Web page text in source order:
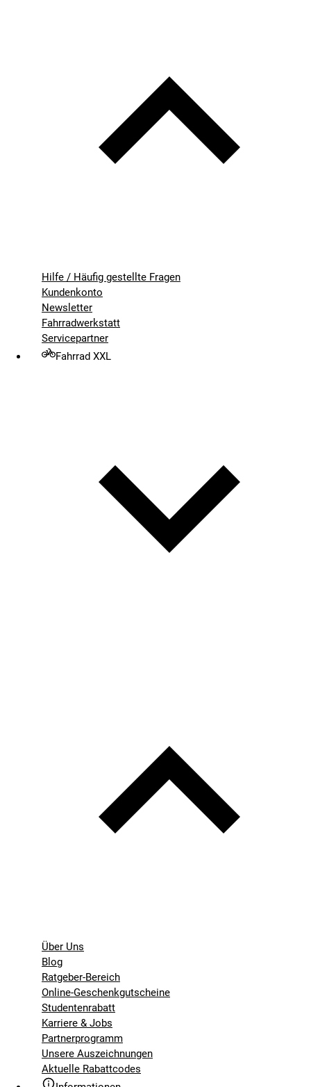
Hilfe / Häufig gestellte Fragen
Kundenkonto
Newsletter
Fahrradwerkstatt
Servicepartner
Fahrrad XXL
Über Uns
Blog
Ratgeber-Bereich
Online-Geschenkgutscheine
Studentenrabatt
Karriere & Jobs
Partnerprogramm
Unsere Auszeichnungen
Aktuelle Rabattcodes